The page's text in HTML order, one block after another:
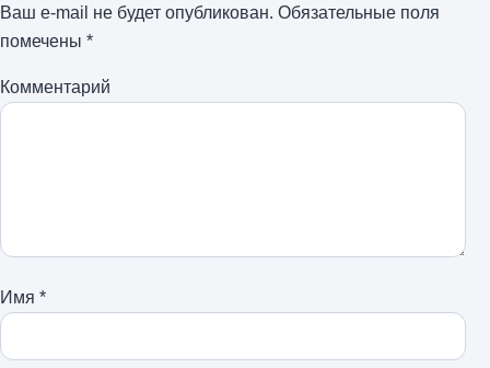
Ваш e-mail не будет опубликован. Обязательные поля
помечены *
Комментарий
Имя *